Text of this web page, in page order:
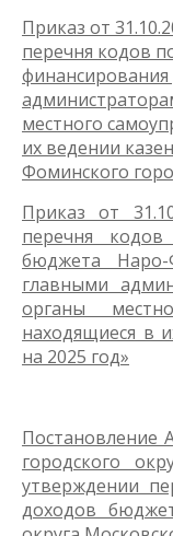
Приказ от
перечня кодов
местного
их ведении
Фоминского
Приказ от
перечня
бюджета Наро-
главными
органы
находящиеся в
на 2025 год»
Постановление
городского
утверждении
доходов